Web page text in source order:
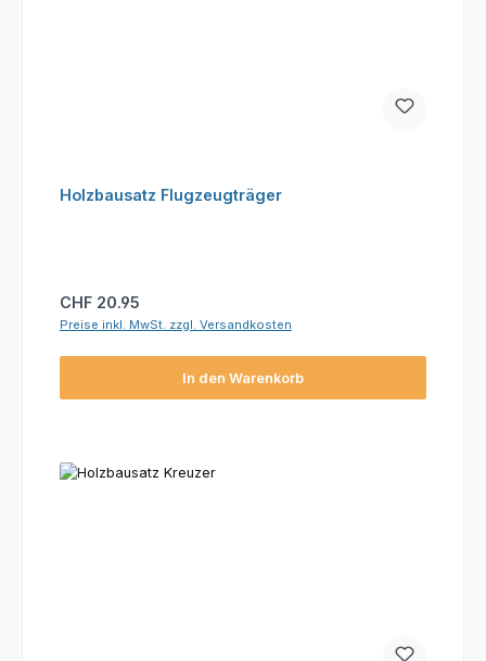
Holzbausatz Flugzeugträger
Regulärer Preis:
CHF 20.95
Preise inkl. MwSt. zzgl. Versandkosten
In den Warenkorb